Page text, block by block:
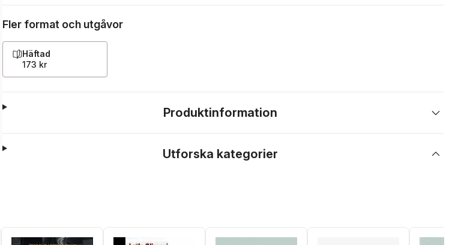
Fler format och utgåvor
Häftad
173 kr
Produktinformation
Utforska kategorier